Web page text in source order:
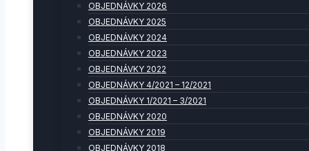
OBJEDNÁVKY 2026
OBJEDNÁVKY 2025
OBJEDNÁVKY 2024
OBJEDNÁVKY 2023
OBJEDNÁVKY 2022
OBJEDNÁVKY 4/2021 – 12/2021
OBJEDNÁVKY 1/2021 – 3/2021
OBJEDNÁVKY 2020
OBJEDNÁVKY 2019
OBJEDNÁVKY 2018